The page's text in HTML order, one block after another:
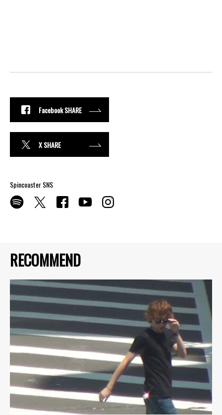
RECOMMEND
Facebook SHARE
X SHARE
Spincoaster SNS